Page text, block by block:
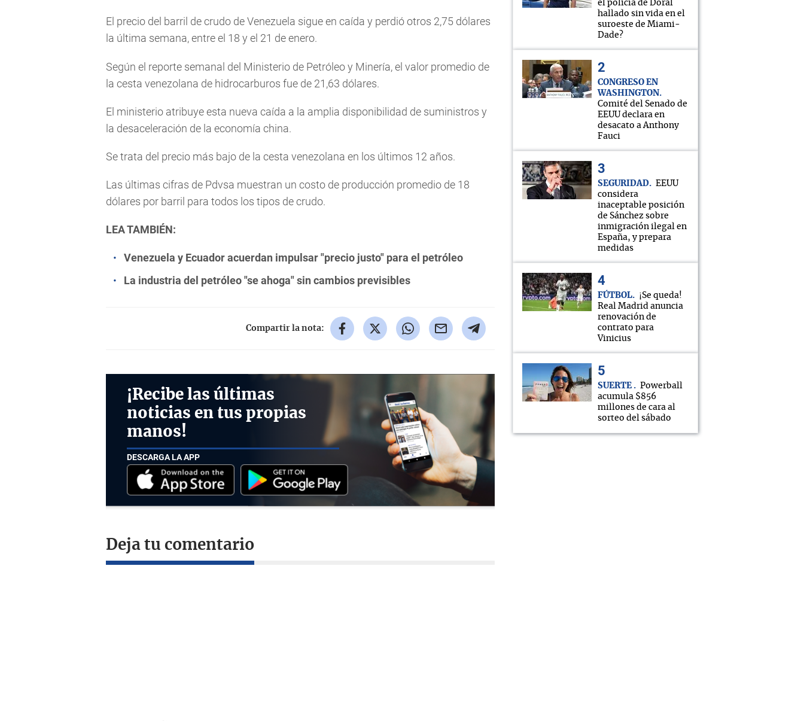
El precio del barril de crudo de Venezuela sigue en caída y perdió otros 2,75 dólares
la última semana, entre el 18 y el 21 de enero.
Según el reporte semanal del Ministerio de Petróleo y Minería, el valor promedio de
la cesta venezolana de hidrocarburos fue de 21,63 dólares.
El ministerio atribuye esta nueva caída a la amplia disponibilidad de suministros y
la desaceleración de la economía china.
Se trata del precio más bajo de la cesta venezolana en los últimos 12 años.
Las últimas cifras de Pdvsa muestran un costo de producción promedio de 18
dólares por barril para todos los tipos de crudo.
LEA TAMBIÉN:
Venezuela y Ecuador acuerdan impulsar "precio justo" para el petróleo
La industria del petróleo "se ahoga" sin cambios previsibles
Compartir la nota:
¡Recibe las últimas
noticias en tus propias
manos!
DESCARGA LA APP
Deja tu comentario
el policía de Doral
hallado sin vida en el
suroeste de Miami-
Dade?
CONGRESO EN
WASHINGTON
Comité del Senado de
EEUU declara en
desacato a Anthony
Fauci
SEGURIDAD
EEUU
considera
inaceptable posición
de Sánchez sobre
inmigración ilegal en
España, y prepara
medidas
FÚTBOL
¡Se queda!
Real Madrid anuncia
renovación de
contrato para
Vinicius
SUERTE
Powerball
acumula $856
millones de cara al
sorteo del sábado